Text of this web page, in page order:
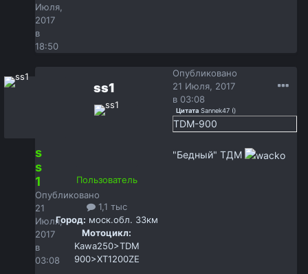
Июля,
2017
в
18:50
s
s
1
Опубликовано
21
Июля,
2017
в
03:08
ss1
Пользователь
1,1 тыс
Город: моск.обл. 33км
Мотоцикл:
Kawa250>TDM
900>XT1200ZE
Опубликовано
21 Июля, 2017
в 03:08
Цитата Sannek47 ()
TDM-900
"Бедный" ТДМ